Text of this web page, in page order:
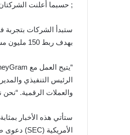
; حسبما أعلنت الشركتان
بهدف ربط 150 مليون مستهلك أو ما يقارب ذلك في MoneyGram.
والعملات الرقمية.
ستأتي هذه الأخبار
الأمريكية (SEC) دعوى ضد Ripple في ديسمبر 2020 ; قائلة إن الشركة انتهكت قوانين الأوراق المالية الفيدرالية.